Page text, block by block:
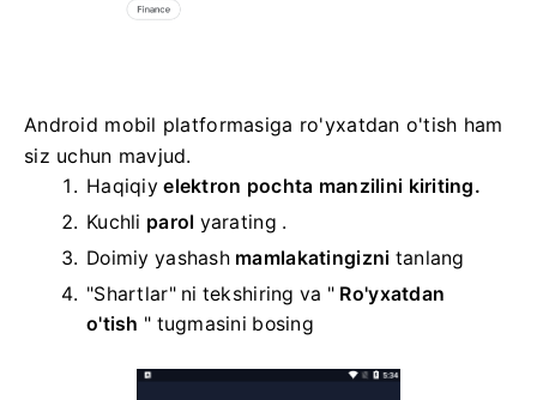
Android mobil platformasiga ro'yxatdan o'tish ham
siz uchun mavjud.
Haqiqiyelektron pochta manzilini kiriting.
Kuchli parol yarating .
Doimiy yashash mamlakatingizni tanlang
"Shartlar" ni tekshiring va " Ro'yxatdan
o'tish " tugmasini bosing